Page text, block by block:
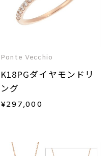
Ponte Vecchio
K18PGダイヤモンドリ
ング
¥297,000